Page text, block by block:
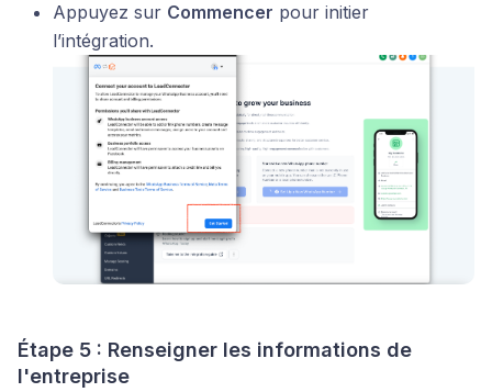
Appuyez sur Commencer pour initier
l’intégration.
Étape 5 : Renseigner les informations de
l'entreprise